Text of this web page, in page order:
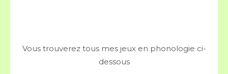
Vous trouverez tous mes jeux en phonologie ci-
dessous